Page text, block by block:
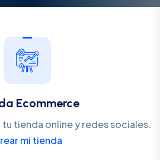
Ecommerce
tienda online y redes sociales.
mi tienda